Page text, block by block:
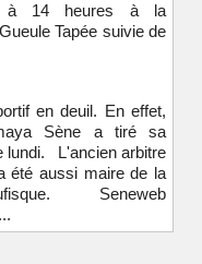
à 14 heures à la
Tapée suivie de
en deuil. En effet,
Sène a tiré sa
lundi. L'ancien arbitre
été aussi maire de la
Seneweb